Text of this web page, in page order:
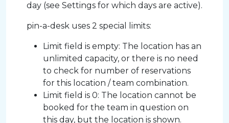
day (see Settings for which days are active).
pin-a-desk uses 2 special limits:
Limit field is empty: The location has an
unlimited capacity, or there is no need
to check for number of reservations
for this location / team combination.
Limit field is 0: The location cannot be
booked for the team in question on
this day, but the location is shown.